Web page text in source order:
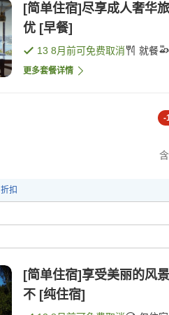
[简单住宿]尽享成人奢华
优 [早餐]
13 8月前可免费取消 就餐
更多套餐详情
-
折扣
[简单住宿]享受美丽的风
不 [纯住宿]